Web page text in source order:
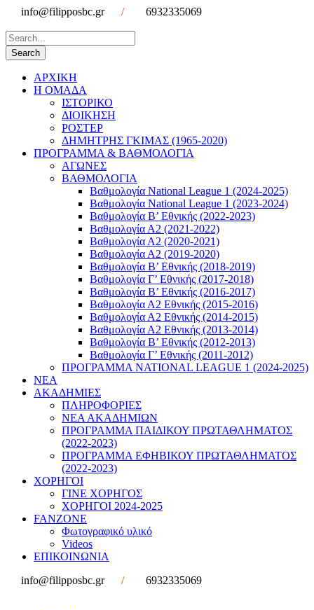
info@filipposbc.gr / 6932335069
ΑΡΧΙΚΗ
Η ΟΜΑΔΑ
ΙΣΤΟΡΙΚΟ
ΔΙΟΙΚΗΣΗ
ΡΟΣΤΕΡ
ΔΗΜΗΤΡΗΣ ΓΚΙΜΑΣ (1965-2020)
ΠΡΟΓΡΑΜΜΑ & ΒΑΘΜΟΛΟΓΙΑ
ΑΓΩΝΕΣ
ΒΑΘΜΟΛΟΓΙΑ
Βαθμολογία National League 1 (2024-2025)
Βαθμολογία National League 1 (2023-2024)
Βαθμολογία Β’ Εθνικής (2022-2023)
Βαθμολογία Α2 (2021-2022)
Βαθμολογία Α2 (2020-2021)
Βαθμολογία Α2 (2019-2020)
Βαθμολογία B’ Εθνικής (2018-2019)
Βαθμολογία Γ’ Εθνικής (2017-2018)
Βαθμολογία Β’ Εθνικής (2016-2017)
Βαθμολογία Α2 Εθνικής (2015-2016)
Βαθμολογία Α2 Εθνικής (2014-2015)
Βαθμολογία Α2 Εθνικής (2013-2014)
Βαθμολογία Β’ Εθνικής (2012-2013)
Βαθμολογία Γ’ Εθνικής (2011-2012)
ΠΡΟΓΡΑΜΜΑ NATIONAL LEAGUE 1 (2024-2025)
ΝΕΑ
ΑΚΑΔΗΜΙΕΣ
ΠΛΗΡΟΦΟΡΙΕΣ
ΝΕΑ ΑΚΑΔΗΜΙΩΝ
ΠΡΟΓΡΑΜΜΑ ΠΑΙΔΙΚΟΥ ΠΡΩΤΑΘΛΗΜΑΤΟΣ
(2022-2023)
ΠΡΟΓΡΑΜΜΑ ΕΦΗΒΙΚΟΥ ΠΡΩΤΑΘΛΗΜΑΤΟΣ
(2022-2023)
ΧΟΡΗΓΟΙ
ΓΙΝΕ ΧΟΡΗΓΟΣ
ΧΟΡΗΓΟΙ 2024-2025
FANZONE
Φωτογραφικό υλικό
Videos
ΕΠΙΚΟΙΝΩΝΙΑ
info@filipposbc.gr
/ 6932335069